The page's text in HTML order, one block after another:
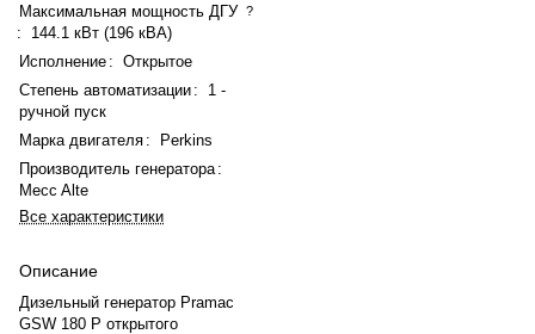
Максимальная мощность ДГУ ?
:
144.1 кВт (196 кВА)
Исполнение : Открытое
Степень автоматизации :
1 -
ручной пуск
Марка двигателя :
Perkins
Производитель генератора :
Mecc Alte
Все характеристики
Описание
Дизельный генератор Pramac
GSW 180 P открытого